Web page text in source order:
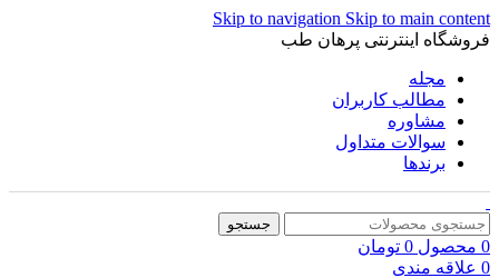
Skip to navigation Skip to main content
فروشگاه اینترنتی پرهان طب
مجله
مطالب کاربران
مشاوره
سوالات متداول
برندها
جستجو
0 محصول 0 تومان
0 علاقه مندی